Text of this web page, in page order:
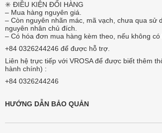
✳️ ️ĐIỀU KIỆN ĐỔI HÀNG
– Mua hàng nguyên giá.
– Còn nguyên nhãn mác, mã vạch, chưa qua sử
nguyên nhân chủ đích.
– Có hóa đơn mua hàng kèm theo, nếu không
+84 0326244246 để được hỗ trợ.
Liên hệ trực tiếp với VROSA để được biết thêm
hành chính) :
+84 0326244246
HƯỚNG DẪN BẢO QUẢN